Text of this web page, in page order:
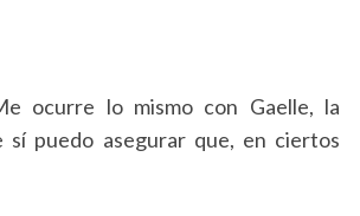
ocurre lo mismo con Gaelle, la
sí puedo asegurar que, en ciertos